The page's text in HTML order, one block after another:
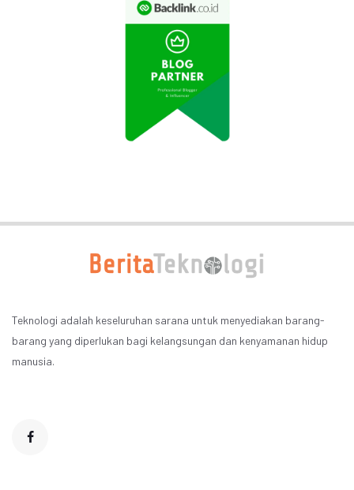
Teknologi adalah keseluruhan sarana untuk menyediakan barang-
barang yang diperlukan bagi kelangsungan dan kenyamanan hidup
manusia.